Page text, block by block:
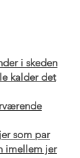
i skeden
kalder det
som par
imellem jer